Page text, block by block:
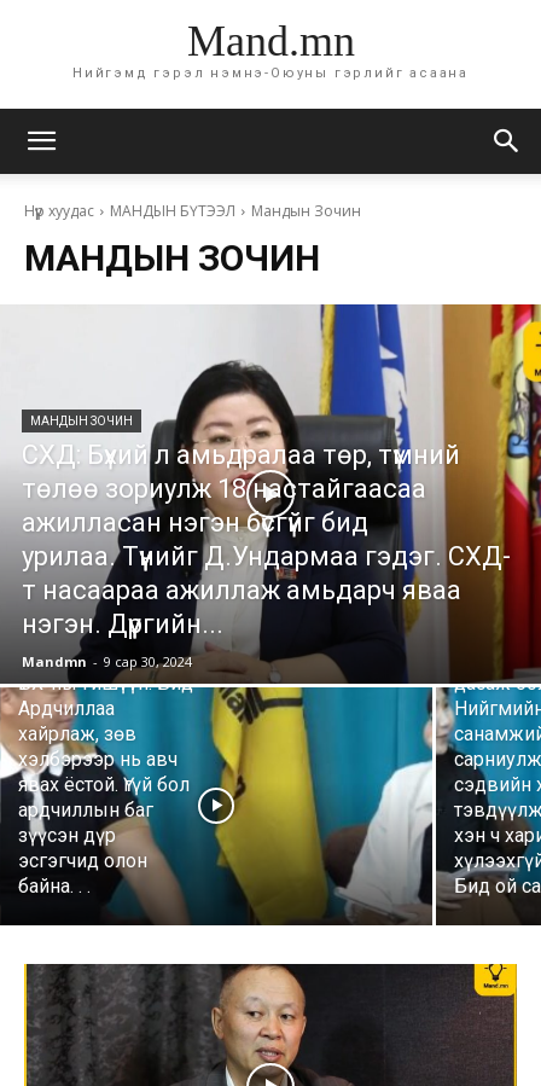
Mand.mn
Нийгэмд гэрэл нэмнэ-Оюуны гэрлийг асаана
Нүүр хуудас МАНДЫН БҮТЭЭЛ Мандын Зочин
МАНДЫН ЗОЧИН
МАНДЫН ЗОЧИН
СХД: Бүхий л амьдралаа төр, түмний
төлөө зориулж 18 настайгаасаа
ажилласан нэгэн бүсгүйг бид
урилаа. Түүнийг Д.Ундармаа гэдэг. СХД-
т насаараа ажиллаж амьдарч яваа
нэгэн. Дүүргийн...
Mandmn - 9 сар 30, 2024
МАНДЫН БҮТЭЭЛ
Г.Очирбат АН-ын
ҮБХ-ны гишүүн: Бид
Ардчиллаа
хайрлаж, зөв
хэлбэрээр нь авч
явах ёстой. Үгүй бол
ардчиллын баг
зүүсэн дүр
эсгэгчид олон
байна. . .
МАНДЫН
Б.Жагар:
дасаж
сэдвийн
хэн ч
Бид ой